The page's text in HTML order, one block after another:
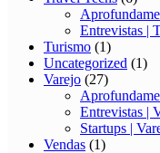
Entrevistas |
Turismo (1)
Uncategorized (1)
Varejo (27)
Entrevistas |
Startups |
Vendas (1)